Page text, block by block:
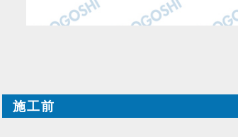
施工前